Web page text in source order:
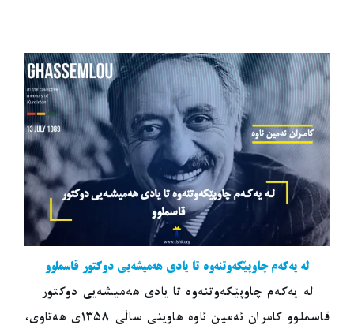
لە یەکەم چاوپێکەوتنەوە تا یادی هەمیشەیی دوکتور قاسملوو
لە یەکەم چاوپێکەوتنەوە تا یادی هەمیشەیی دوکتور
قاسملوو کامران ئەمین ئاوە هاوینی ساڵی ١٣٥٨ی هەتاوی،